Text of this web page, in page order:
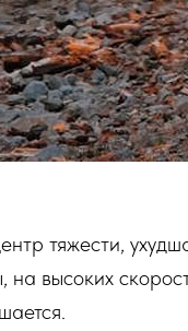
тяжести,
высоких